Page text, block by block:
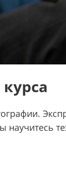
научитесь